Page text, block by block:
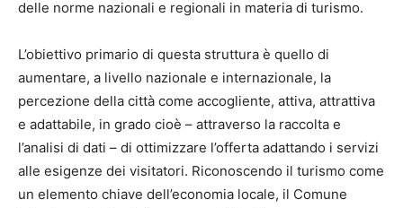
delle norme nazionali e regionali in materia di turismo.
L’obiettivo primario di questa struttura è quello di
aumentare, a livello nazionale e internazionale, la
percezione della città come accogliente, attiva, attrattiva
e adattabile, in grado cioè – attraverso la raccolta e
l’analisi di dati – di ottimizzare l’offerta adattando i servizi
alle esigenze dei visitatori. Riconoscendo il turismo come
un elemento chiave dell’economia locale, il Comune